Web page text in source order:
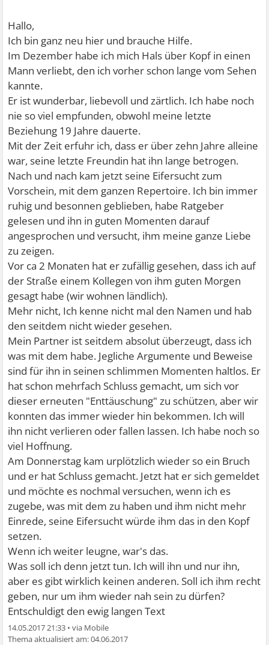
Hallo,
Ich bin ganz neu hier und brauche Hilfe.
Im Dezember habe ich mich Hals über Kopf in einen
Mann verliebt, den ich vorher schon lange vom Sehen
kannte.
Er ist wunderbar, liebevoll und zärtlich. Ich habe noch
nie so viel empfunden, obwohl meine letzte
Beziehung 19 Jahre dauerte.
Mit der Zeit erfuhr ich, dass er über zehn Jahre alleine
war, seine letzte Freundin hat ihn lange betrogen.
Nach und nach kam jetzt seine Eifersucht zum
Vorschein, mit dem ganzen Repertoire. Ich bin immer
ruhig und besonnen geblieben, habe Ratgeber
gelesen und ihn in guten Momenten darauf
angesprochen und versucht, ihm meine ganze Liebe
zu zeigen.
Vor ca 2 Monaten hat er zufällig gesehen, dass ich auf
der Straße einem Kollegen von ihm guten Morgen
gesagt habe (wir wohnen ländlich).
Mehr nicht, Ich kenne nicht mal den Namen und hab
den seitdem nicht wieder gesehen.
Mein Partner ist seitdem absolut überzeugt, dass ich
was mit dem habe. Jegliche Argumente und Beweise
sind für ihn in seinen schlimmen Momenten haltlos. Er
hat schon mehrfach Schluss gemacht, um sich vor
dieser erneuten "Enttäuschung" zu schützen, aber wir
konnten das immer wieder hin bekommen. Ich will
ihn nicht verlieren oder fallen lassen. Ich habe noch so
viel Hoffnung.
Am Donnerstag kam urplötzlich wieder so ein Bruch
und er hat Schluss gemacht. Jetzt hat er sich gemeldet
und möchte es nochmal versuchen, wenn ich es
zugebe, was mit dem zu haben und ihm nicht mehr
Einrede, seine Eifersucht würde ihm das in den Kopf
setzen.
Wenn ich weiter leugne, war's das.
Was soll ich denn jetzt tun. Ich will ihn und nur ihn,
aber es gibt wirklich keinen anderen. Soll ich ihm recht
geben, nur um ihm wieder nah sein zu dürfen?
Entschuldigt den ewig langen Text
14.05.2017 21:33 •
04.06.2017